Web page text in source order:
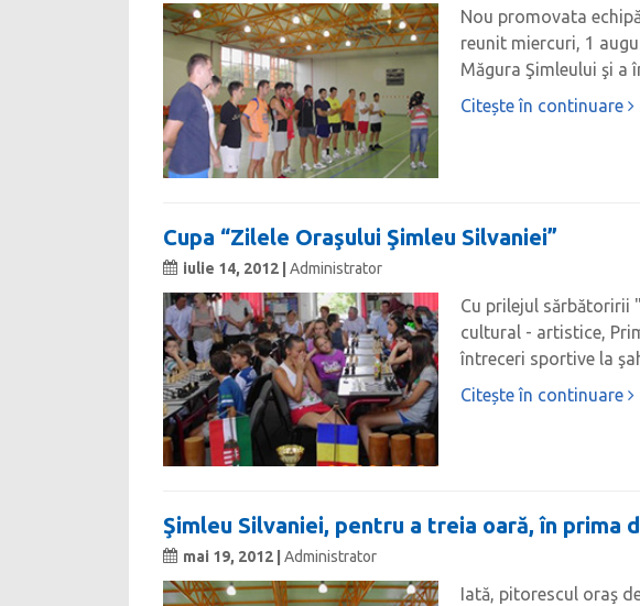
Nou promovata
reunit miercuri, 1
Măgura Şimleului şi a
Citește în continuare
Cupa “Zilele Oraşului Şimleu Silvaniei”
iulie 14, 2012 | Administrator
Cu prilejul sărbătoririi
cultural - artistice,
întreceri sportive la
Citește în continuare
Şimleu Silvaniei, pentru a treia oară, în prima
mai 19, 2012 | Administrator
Iată, pitorescul oraş